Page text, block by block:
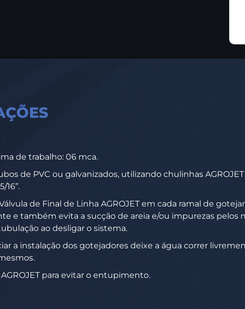
de trabalho: 06 mca.
de PVC ou galvanizados, utilizando chulinhas
16”.
de Final de Linha AGROJET em cada ramal de
e também evita a sucção de areia e/ou impurezas pelos
ao desligar o sistema.
a instalação dos gotejadores deixe a água correr
para evitar o entupimento.